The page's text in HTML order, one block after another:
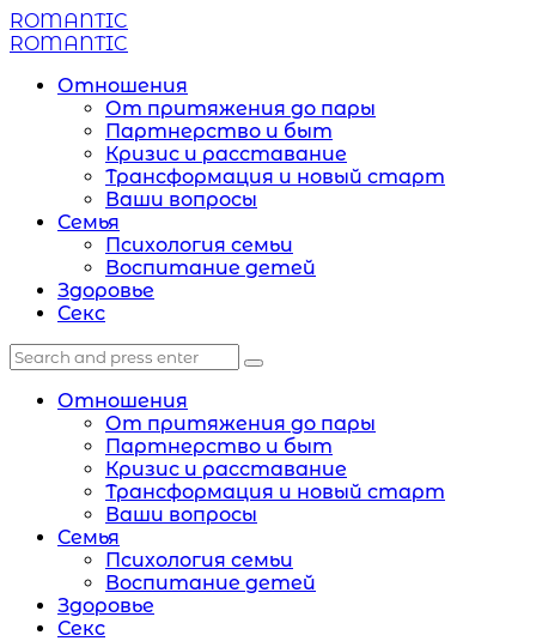
Menu
ROMANTIC
Search
Menu
ROMANTIC
Отношения
От притяжения до пары
Партнерство и быт
Кризис и расставание
Трансформация и новый старт
Ваши вопросы
Семья
Психология семьи
Воспитание детей
Здоровье
Секс
Search
Search
for:
Search
Отношения
От притяжения до пары
Партнерство и быт
Кризис и расставание
Трансформация и новый старт
Ваши вопросы
Семья
Психология семьи
Воспитание детей
Здоровье
Секс